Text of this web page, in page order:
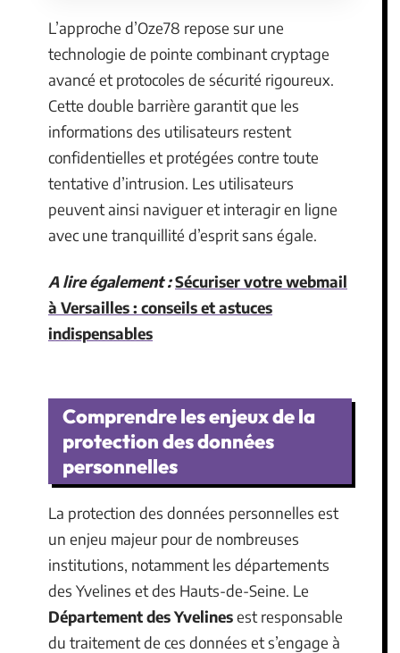
L’approche d’Oze78 repose sur une
technologie de pointe combinant cryptage
avancé et protocoles de sécurité rigoureux.
Cette double barrière garantit que les
informations des utilisateurs restent
confidentielles et protégées contre toute
tentative d’intrusion. Les utilisateurs
peuvent ainsi naviguer et interagir en ligne
avec une tranquillité d’esprit sans égale.
A lire également :Sécuriser votre webmail
à Versailles : conseils et astuces
indispensables
Comprendre les enjeux de la
protection des données
personnelles
La protection des données personnelles est
un enjeu majeur pour de nombreuses
institutions, notamment les départements
des Yvelines et des Hauts-de-Seine. Le
Département des Yvelinesest responsable
du traitement de ces données et s’engage à